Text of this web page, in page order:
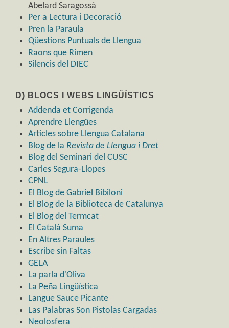
Abelard Saragossà
Per a Lectura i Decoració
Pren la Paraula
Qüestions Puntuals de Llengua
Raons que Rimen
Silencis del DIEC
D) BLOCS I WEBS LINGÜÍSTICS
Addenda et Corrigenda
Aprendre Llengües
Articles sobre Llengua Catalana
Blog de la Revista de Llengua i Dret
Blog del Seminari del CUSC
Carles Segura-Llopes
CPNL
El Blog de Gabriel Bibiloni
El Blog de la Biblioteca de Catalunya
El Blog del Termcat
El Català Suma
En Altres Paraules
Escribe sin Faltas
GELA
La parla d'Oliva
La Peña Lingüística
Langue Sauce Picante
Las Palabras Son Pistolas Cargadas
Neolosfera